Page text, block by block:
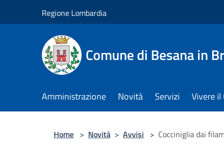
Regione Lombardia
Comune di Besana in
Amministrazione Novità Servizi Vivere
Home > Novità > Avvisi > Cocciniglia dai